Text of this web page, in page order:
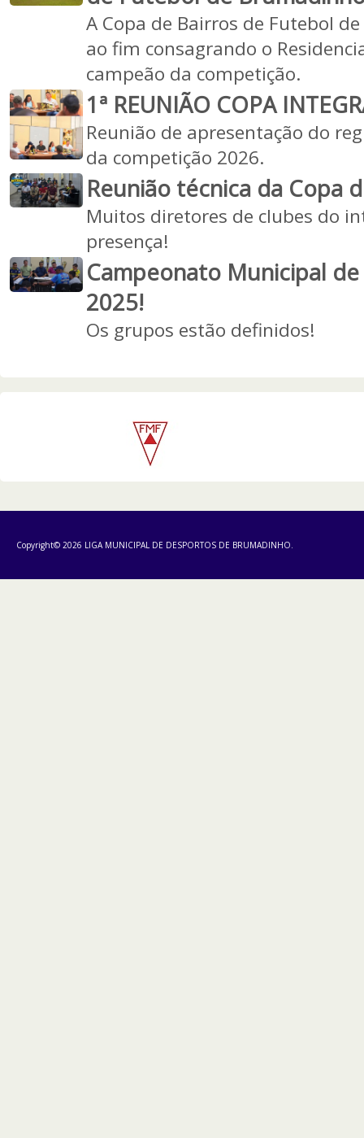
A Copa de Bairros de Futebol
ao fim consagrando o
campeão da competição.
1ª REUNIÃO COPA
Reunião de apresentação do
da competição 2026.
Reunião técnica da Copa
Muitos diretores de clubes do
presença!
Campeonato Municipal
2025!
Os grupos estão definidos!
Copyright© 2026 LIGA MUNICIPAL DE DESPORTOS DE BRUMADINHO.